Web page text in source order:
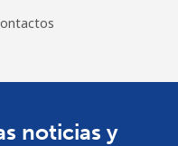
noticias y